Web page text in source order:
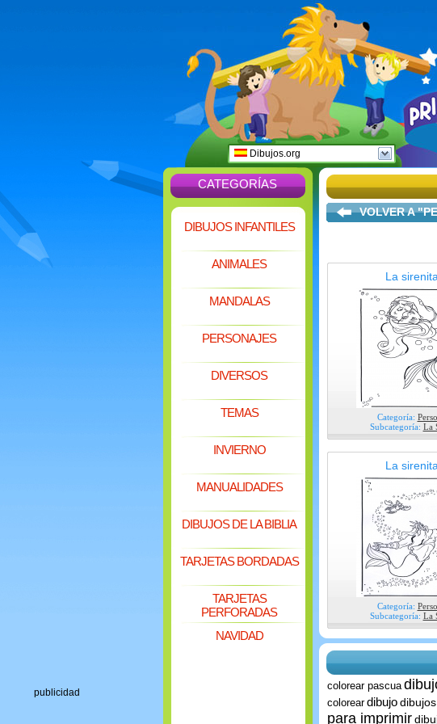
publicidad
Dibujos.org
CATEGORÍAS
DIBUJOS INFANTILES
ANIMALES
MANDALAS
PERSONAJES
DIVERSOS
TEMAS
INVIERNO
MANUALIDADES
DIBUJOS DE LA BIBLIA
TARJETAS BORDADAS
TARJETAS
PERFORADAS
NAVIDAD
VOLVER A
La
Categoría:
Subcategoría: La
La
Categoría:
Subcategoría: La
colorear pascua
colorear dibujo
para imprimir